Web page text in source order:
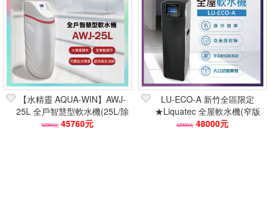
【水精靈 AQUA-WIN】AWJ-
25L 全戶智慧型軟水機(25L/除
水垢)全智能/送好禮
52000元 45760元
LU-ECO-A 新竹全區限定
★Liquatec 全屋軟水機(窄版
美型適合小空間安裝)
62900元 48000元